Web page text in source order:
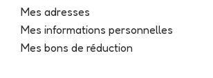
Mes adresses
Mes informations personnelles
Mes bons de réduction